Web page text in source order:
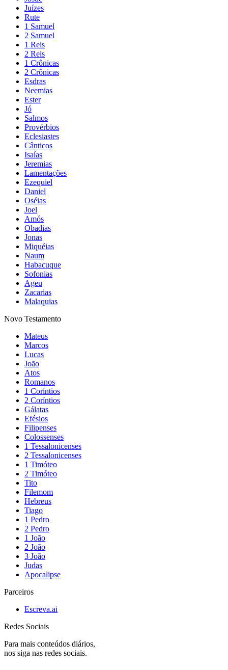
Juízes
Rute
1 Samuel
2 Samuel
1 Reis
2 Reis
1 Crônicas
2 Crônicas
Esdras
Neemias
Ester
Jó
Salmos
Provérbios
Eclesiastes
Cânticos
Isaías
Jeremias
Lamentações
Ezequiel
Daniel
Oséias
Joel
Amós
Obadias
Jonas
Miquéias
Naum
Habacuque
Sofonias
Ageu
Zacarias
Malaquias
Novo Testamento
Mateus
Marcos
Lucas
João
Atos
Romanos
1 Coríntios
2 Coríntios
Gálatas
Efésios
Filipenses
Colossenses
1 Tessalonicenses
2 Tessalonicenses
1 Timóteo
2 Timóteo
Tito
Filemom
Hebreus
Tiago
1 Pedro
2 Pedro
1 João
2 João
3 João
Judas
Apocalipse
Parceiros
Escreva.ai
Redes Sociais
Para mais conteúdos diários,
nos siga nas redes sociais.